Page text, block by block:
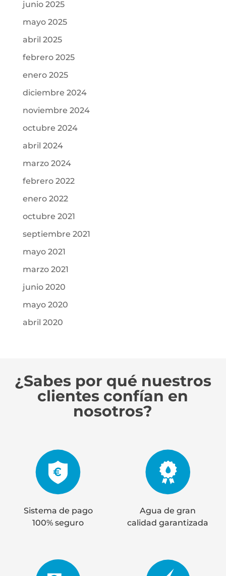
junio 2025
mayo 2025
abril 2025
febrero 2025
enero 2025
diciembre 2024
noviembre 2024
octubre 2024
abril 2024
marzo 2024
febrero 2022
enero 2022
octubre 2021
septiembre 2021
mayo 2021
marzo 2021
junio 2020
mayo 2020
abril 2020
¿Sabes por qué nuestros
clientes confían en
nosotros?
Sistema de pago
100% seguro
Agua de gran
calidad garantizada